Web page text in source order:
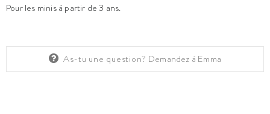
Pour les minis à partir de 3 ans.
As-tu une question? Demandez à Emma